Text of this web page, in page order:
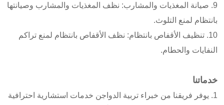
9. صيانة المغذيات والمشارب: نظف المغذيات والمشارب وصيانتها
بانتظام لمنع التلوث.
10. تنظيف الأقفاص بانتظام: نظف الأقفاص بانتظام لمنع تراكم
النفايات والحطام.
خدماتنا
1. يوفر فريقنا من خبراء تربية الدواجن خدمات استشارية احترافية